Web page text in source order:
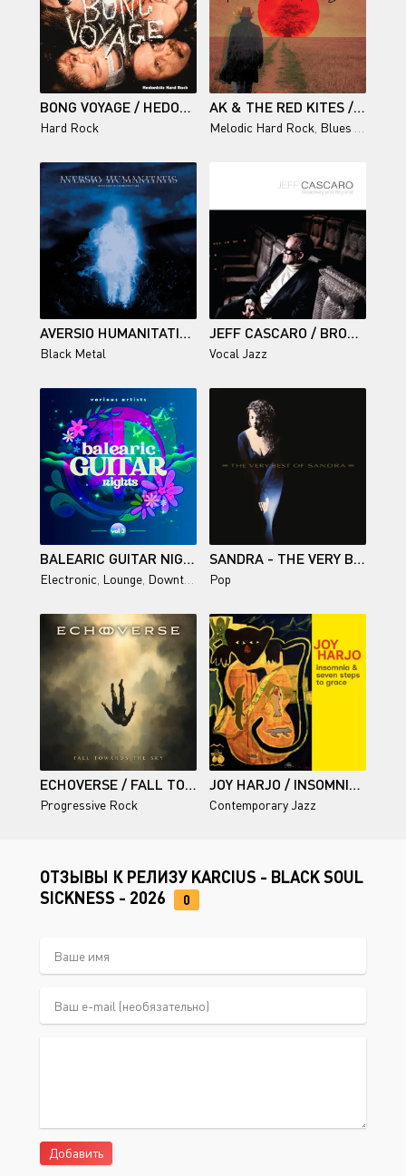
BONG VOYAGE / HEDONISTIC HARD ROCK
Hard Rock
AK & THE RED KITES / HOTTER THAN THE SUN
Melodic Hard Rock Blues Rock
AVERSIO HUMANITATIS | TO BECOME THE ENDLESS STATIC
Black Metal
JEFF CASCARO / BROADWAY AND BEYOND
Vocal Jazz
BALEARIC GUITAR NIGHTS, VOL. 3
Electronic Lounge Downtempo ,Chillout
SANDRA - THE VERY BEST OF SANDRA
Pop
ECHOVERSE / FALL TOWARDS THE SKY
Progressive Rock
JOY HARJO / INSOMNIA AND SEVEN STEPS TO GRACE
Contemporary Jazz
ОТЗЫВЫ К РЕЛИЗУ KARCIUS - BLACK SOUL
SICKNESS - 2026
0
Добавить